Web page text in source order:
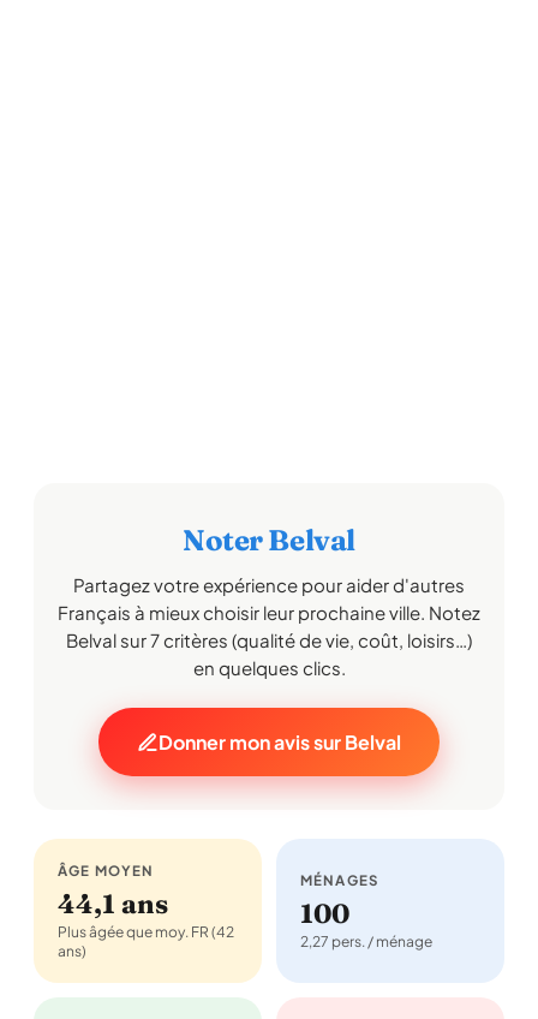
Noter Belval
Partagez votre expérience pour aider d'autres
Français à mieux choisir leur prochaine ville. Notez
Belval sur 7 critères (qualité de vie, coût, loisirs…)
en quelques clics.
Donner mon avis sur Belval
ÂGE MOYEN
44,1 ans
Plus âgée que moy. FR (42
ans)
MÉNAGES
100
2,27 pers. / ménage